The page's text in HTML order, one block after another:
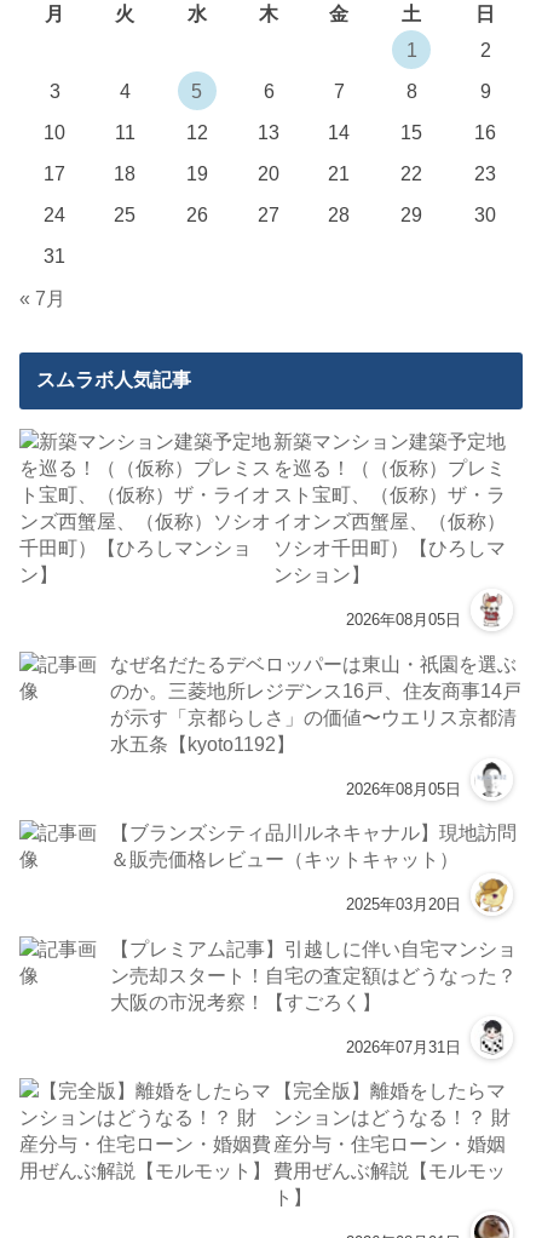
月
火 水 木 金 土
日
1
2
3
4 5 6 7 8
9
10
11 12 13 14 15
16
17
18 19 20 21 22
23
24
25 26 27 28 29
30
31
« 7月
スムラボ人気記事
新築マンション建築予定地
を巡る！（（仮称）プレミ
スト宝町、（仮称）ザ・ラ
イオンズ西蟹屋、（仮称）
ソシオ千田町）【ひろしマ
ンション】
2026年08月05日
なぜ名だたるデベロッパーは東山・祇園を選ぶ
のか。三菱地所レジデンス16戸、住友商事14戸
が示す「京都らしさ」の価値〜ウエリス京都清
水五条【kyoto1192】
2026年08月05日
【ブランズシティ品川ルネキャナル】現地訪問
＆販売価格レビュー（キットキャット）
2025年03月20日
【プレミアム記事】引越しに伴い自宅マンショ
ン売却スタート！自宅の査定額はどうなった？
大阪の市況考察！【すごろく】
2026年07月31日
【完全版】離婚をしたらマ
ンションはどうなる！？ 財
産分与・住宅ローン・婚姻
費用ぜんぶ解説【モルモッ
ト】